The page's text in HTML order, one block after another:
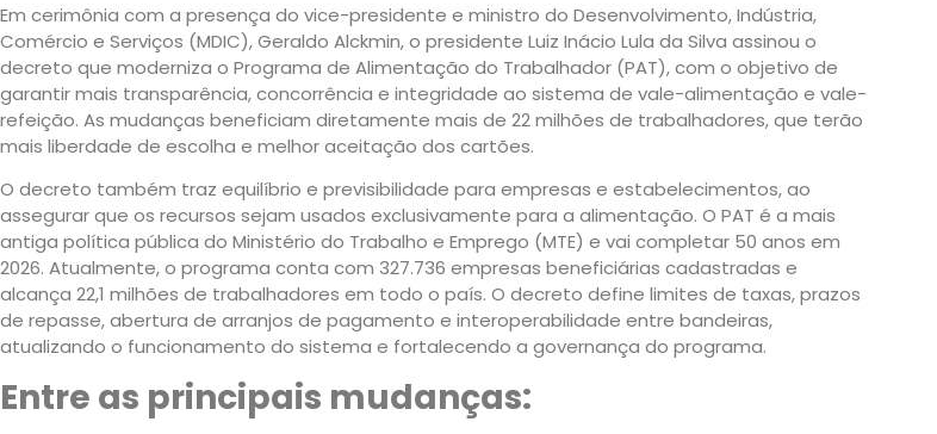
Em cerimônia com a presença do vice-presidente e ministro do Desenvolvimento, Indústria,
Comércio e Serviços (MDIC), Geraldo Alckmin, o presidente Luiz Inácio Lula da Silva assinou o
decreto que moderniza o Programa de Alimentação do Trabalhador (PAT), com o objetivo de
garantir mais transparência, concorrência e integridade ao sistema de vale-alimentação e vale-
refeição. As mudanças beneficiam diretamente mais de 22 milhões de trabalhadores, que terão
mais liberdade de escolha e melhor aceitação dos cartões.
O decreto também traz equilíbrio e previsibilidade para empresas e estabelecimentos, ao
assegurar que os recursos sejam usados exclusivamente para a alimentação. O PAT é a mais
antiga política pública do Ministério do Trabalho e Emprego (MTE) e vai completar 50 anos em
2026. Atualmente, o programa conta com 327.736 empresas beneficiárias cadastradas e
alcança 22,1 milhões de trabalhadores em todo o país. O decreto define limites de taxas, prazos
de repasse, abertura de arranjos de pagamento e interoperabilidade entre bandeiras,
atualizando o funcionamento do sistema e fortalecendo a governança do programa.
Entre as principais mudanças: